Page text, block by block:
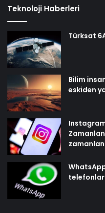
Teknoloji Haberleri
Türksat
Bilim
eskiden